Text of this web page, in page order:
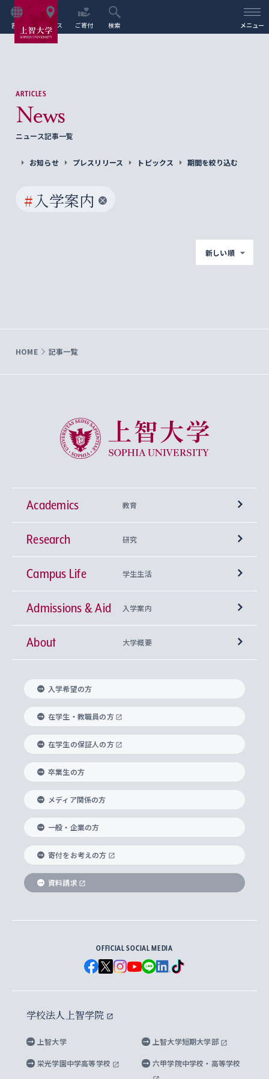
言語 アクセス ご寄付 検索 メニュー
ARTICLES
News
ニュース記事一覧
お知らせ プレスリリース トピックス 期間を絞り込む
#入学案内
新しい順
HOME 記事一覧
上智大学 Sophia University
Academics 教育
学部
神学部
文学部
総合人間科学部
経済学部
外国語学部
総合グローバル学部
国際教養学部
理工学部
Futures） – 持続可能な未来を考える６学科連携
興味から学科を探す
上智大学の全学共通教育
基盤教育センター
キリスト教人間学
身体知
思考と表現
データサイエンス
上智大学の語学教育
言語教育研究センター
上智大学のグローバル教育
グローバル教育センター
上智大学で学ぶ
海外で学ぶ
学びのサポート
大学院
神学研究科
実践宗教学研究科
総合人間科学研究科
経済学研究科
グローバル・スタディーズ研究科
助産学専攻科
生涯学習
Research 研究
研究所 等
キリスト教文化研究所
中世思想研究所
国際言語情報研究所
グローバル・コンサーン研究所
比較文化研究所
ヨーロッパ研究所
アジア文化研究所
アメリカ・カナダ研究所
メディア・ジャーナリズム研究所
水稀少社会研究センター
先進機械・構造材料イノベーションセンター
Sophia Open Research Weeks (SORW)
産官学連携
知的財産
研究支援制度
重点領域研究・自由課題研究
研究活動に関する法令・研究費の使用について
Campus Life 学生生活
学期区分と授業時間割
課外活動
課外教育プログラム
ボランティア活動
グローバルな学びのコミュニティ
学生の相談窓口
心身の健康相談
ハラスメント防止の取り組み
障がいのある学生への支援
キャリア形成サポート
キャリア形成支援プログラム
就職（内定先）・進路統計
企業の採用ご担当者様へのご案内
住まいのサポート
Admissions & Aid 入学案内
上智大学で取得できる学位
入れの方針）
科目等履修生
研究生・外国人特別研究生・国費留学生
交換留学生(海外大学から上智大学で学ぶ)
ノンディグリー生
Sophia Short-term Program受講生
学費・奨学金
学部入学前に出願する奨学金
国による高等教育の修学支援新制度
大学院生対象の奨学金
海外留学する際の費用と奨学金
About 大学概要
理事長・学長メッセージ
学長・副学長紹介
上智大学の精神
上智大学の理念
上智大学の沿革
ソフィア・アーカイブズ
上智大学とカトリック
グローバルエンゲージメント
上智大学を訪れた世界の知性
国連Weeks・アフリカWeeks
ダイバーシティ＆サステナビリティへの取り組み
上智大学公式ソーシャルメディア
学校法人上智学院について
数字で見る上智大学
上智大学のネットワーク
父母・保証人とのネットワーク
学外とのネットワーク
上智大学の出版物
上智大学大学案内・大学院案内
英文広報誌 SOPHIA magazine
上智大学のビジュアル・アイデンティティ
上智大学ビジュアル・アイデンティティ
上智大学校歌 ・上智大学学生歌
上智大学への取材・キャンパスでの撮影について
上智大学の公開情報
上智大学の教育研究活動等の情報公表
キャンパス案内
入学希望の方
在学生・教職員の方
在学生の保証人の方
卒業生の方
メディア関係の方
一般・企業の方
寄付をお考えの方
資料請求
OFFICIAL SOCIAL MEDIA
学校法人上智学院
上智大学 上智大学短期大学部
栄光学園中学高等学校 六甲学院中学校・高等学校